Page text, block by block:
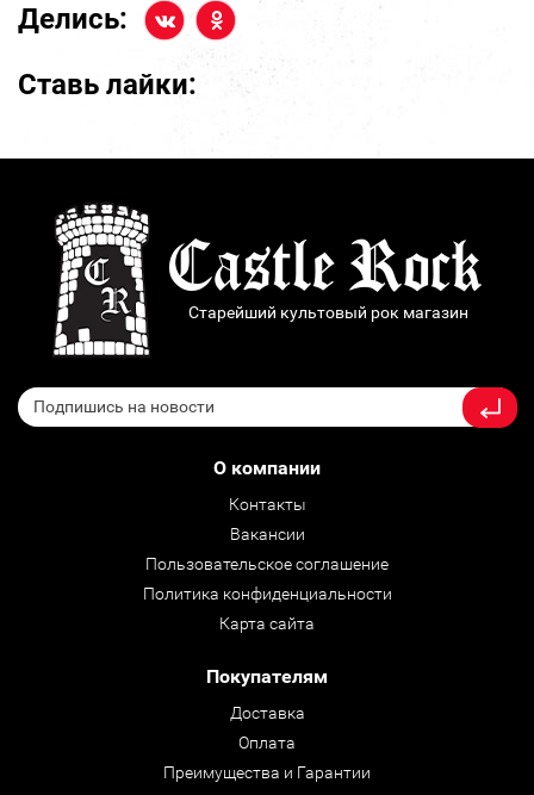
Делись:
Ставь лайки:
Старейший культовый рок магазин
О компании
Контакты
Вакансии
Пользовательское соглашение
Политика конфиденциальности
Карта сайта
Покупателям
Доставка
Оплата
Преимущества и Гарантии